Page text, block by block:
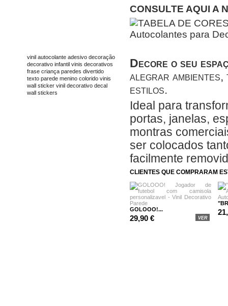
CONSULTE AQUI A
Decore o seu
alegrar ambientes,
estilos.
Ideal para
portas, janelas,
montras
ser colocados
facilmente
CLIENTES QUE COMPRARAM
GOLOOO!...
29,90 € VER
vinil autocolante adesivo decoração
decorativo infantil vinis decorativos
frase criança paredes divertido
texto parede menino colorido vinis
wall sticker vinil decorativo decal
wall stickers